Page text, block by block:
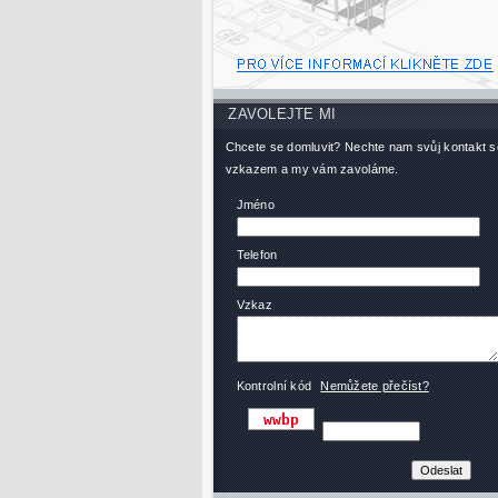
ZAVOLEJTE MI
Chcete se domluvit? Nechte nam svůj kontakt
vzkazem a my vám zavoláme.
Jméno
Telefon
Vzkaz
Kontrolní kód Nemůžete přečíst?